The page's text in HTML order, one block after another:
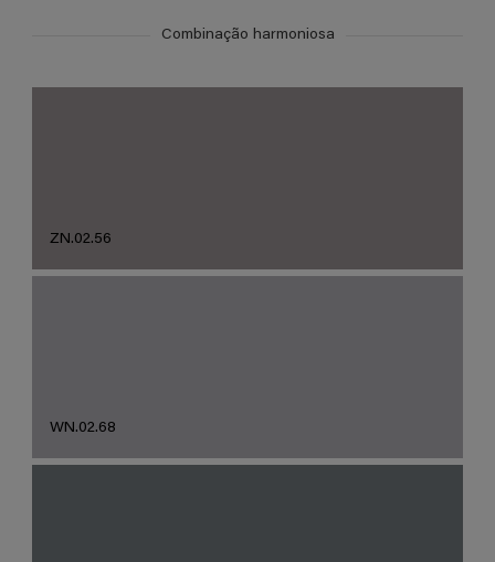
Combinação harmoniosa
ZN.02.56
WN.02.68